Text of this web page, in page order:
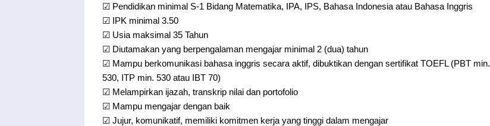
☑ Pendidikan minimal S-1 Bidang Matematika, IPA, IPS, Bahasa Indonesia atau Bahasa Inggris
☑ IPK minimal 3.50
☑ Usia maksimal 35 Tahun
☑ Diutamakan yang berpengalaman mengajar minimal 2 (dua) tahun
☑ Mampu berkomunikasi bahasa inggris secara aktif, dibuktikan dengan sertifikat TOEFL (PBT min.
530, ITP min. 530 atau IBT 70)
☑ Melampirkan ijazah, transkrip nilai dan portofolio
☑ Mampu mengajar dengan baik
☑ Jujur, komunikatif, memiliki komitmen kerja yang tinggi dalam mengajar